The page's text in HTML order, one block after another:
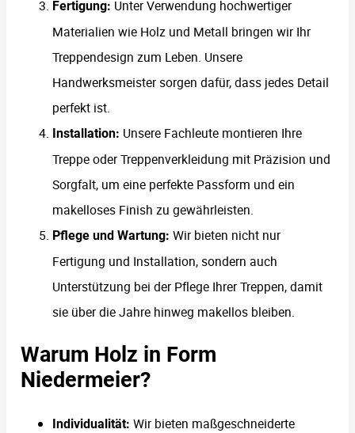
Fertigung: Unter Verwendung hochwertiger
Materialien wie Holz und Metall bringen wir Ihr
Treppendesign zum Leben. Unsere
Handwerksmeister sorgen dafür, dass jedes Detail
perfekt ist.
Installation: Unsere Fachleute montieren Ihre
Treppe oder Treppenverkleidung mit Präzision und
Sorgfalt, um eine perfekte Passform und ein
makelloses Finish zu gewährleisten.
Pflege und Wartung: Wir bieten nicht nur
Fertigung und Installation, sondern auch
Unterstützung bei der Pflege Ihrer Treppen, damit
sie über die Jahre hinweg makellos bleiben.
Warum Holz in Form
Niedermeier?
Individualität: Wir bieten maßgeschneiderte